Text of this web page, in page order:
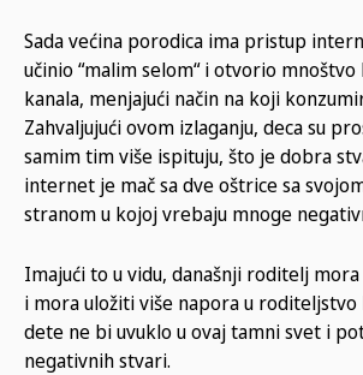
Sada većina porodica ima pristup
učinio “malim selom“ i otvorio
kanala, menjajući način na koji
Zahvaljujući ovom izlaganju, deca su
samim tim više ispituju, što je dobra
internet je mač sa dve oštrice sa
stranom u kojoj vrebaju mnoge
Imajući to u vidu, današnji roditelj
i mora uložiti više napora u roditeljstvo
dete ne bi uvuklo u ovaj tamni svet i
negativnih stvari.